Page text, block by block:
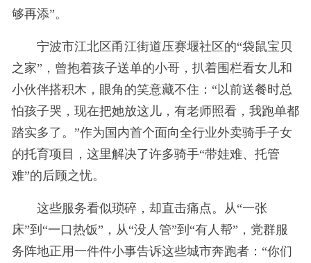
够再添”。
宁波市江北区甬江街道压赛堰社区的“袋鼠宝贝
之家”，曾抱着孩子送单的小哥，扒着围栏看女儿和
小伙伴搭积木，眼角的笑意藏不住：“以前送餐时总
怕孩子哭，现在把她放这儿，有老师照看，我跑单都
踏实多了。”作为国内首个面向全行业外卖骑手子女
的托育项目，这里解决了许多骑手“带娃难、托管
难”的后顾之忧。
这些服务看似琐碎，却直击痛点。从“一张
床”到“一口热饭”，从“没人管”到“有人帮”，党群服
务阵地正用一件件小事告诉这些城市奔跑者：“你们